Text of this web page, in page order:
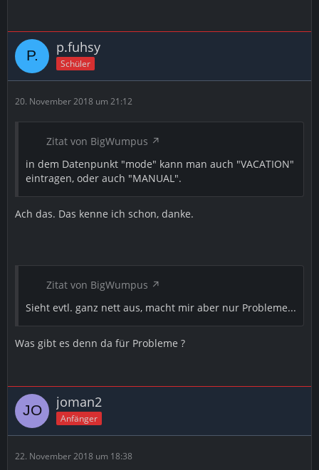
p.fuhsy
Schüler
20. November 2018 um 21:12
Zitat von BigWumpus
in dem Datenpunkt "mode" kann man auch "VACATION"
eintragen, oder auch "MANUAL".
Ach das. Das kenne ich schon, danke.
Zitat von BigWumpus
Sieht evtl. ganz nett aus, macht mir aber nur Probleme...
Was gibt es denn da für Probleme ?
joman2
Anfänger
22. November 2018 um 18:38